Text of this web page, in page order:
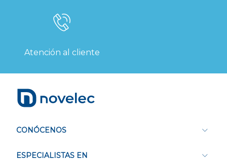
Atención al cliente
CONÓCENOS
ESPECIALISTAS EN